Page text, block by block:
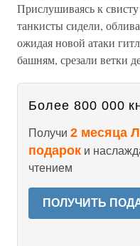
Прислушиваясь к
танкисты сидели,
ожидая новой атаки
башням, срезали ветки
Более 800 000
Получи 2 месяца
подарок и
чтением
ПОЛУЧИТЬ